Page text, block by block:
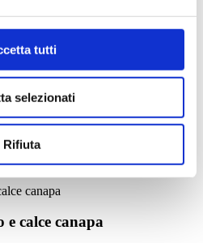
tutti
selezionati
Rifiuta
mq
e calce canapa